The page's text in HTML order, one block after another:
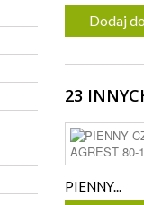
Dodaj
23
PIENNY...